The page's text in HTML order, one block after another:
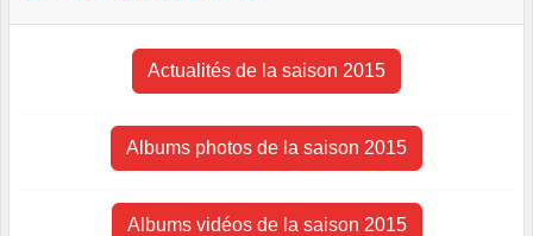
Actualités de la saison 2015
Albums photos de la saison 2015
Albums vidéos de la saison 2015